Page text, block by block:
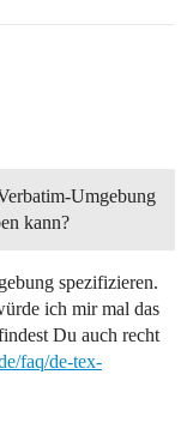
Umgebung
kann?
spezifizieren.
ich mir mal das
Du auch recht
faq/de-tex-